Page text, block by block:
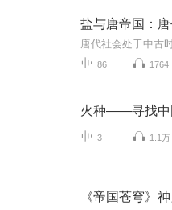
盐与唐帝国：
86 1764
火种——寻找中
3 1.1万
《帝国苍穹》